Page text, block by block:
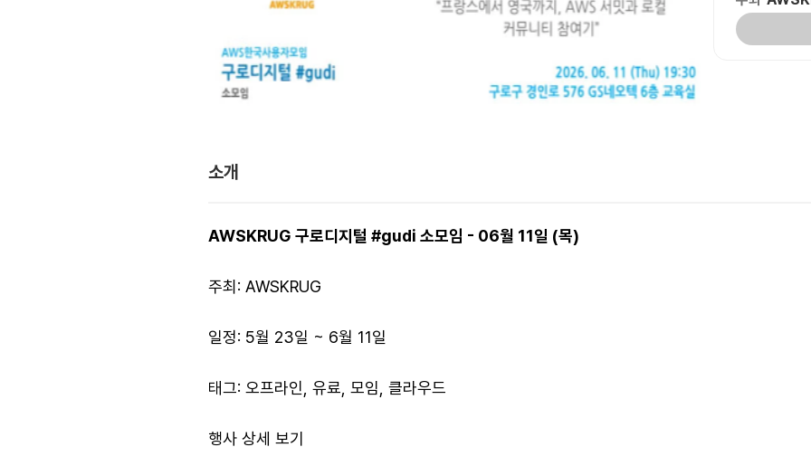
소개
AWSKRUG 구로디지털 #gudi 소모임 - 06월 11일 (목)
주최: AWSKRUG
일정: 5월 23일 ~ 6월 11일
태그: 오프라인, 유료, 모임, 클라우드
행사 상세 보기